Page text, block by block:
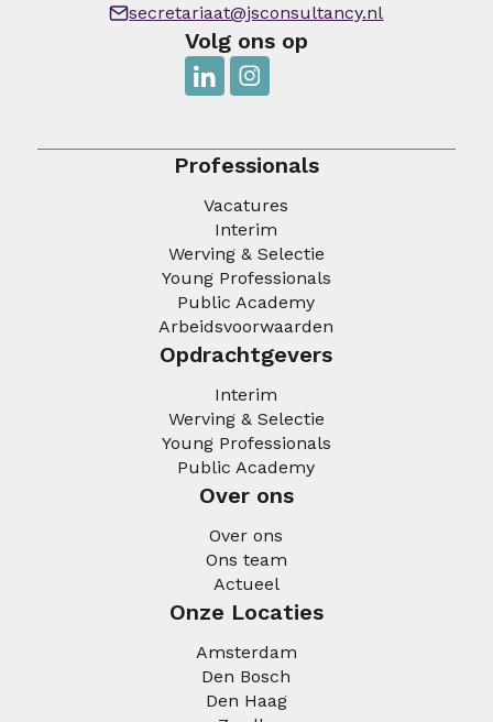
Professionals
Vacatures
Interim
Werving & Selectie
Young Professionals
Public Academy
Arbeidsvoorwaarden
Opdrachtgevers
Interim
Werving & Selectie
Young Professionals
Public Academy
Over ons
Over ons
Ons team
Actueel
Onze Locaties
Amsterdam
Den Bosch
Den Haag
secretariaat@jsconsultancy.nl
Volg ons op